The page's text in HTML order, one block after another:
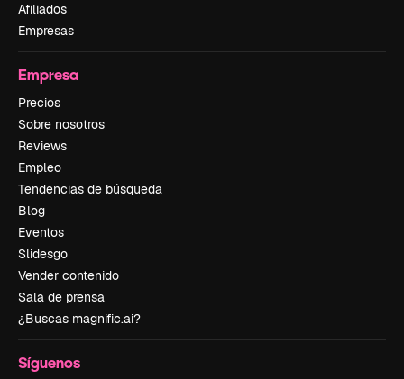
Afiliados
Empresas
Empresa
Precios
Sobre nosotros
Reviews
Empleo
Tendencias de búsqueda
Blog
Eventos
Slidesgo
Vender contenido
Sala de prensa
¿Buscas magnific.ai?
Síguenos